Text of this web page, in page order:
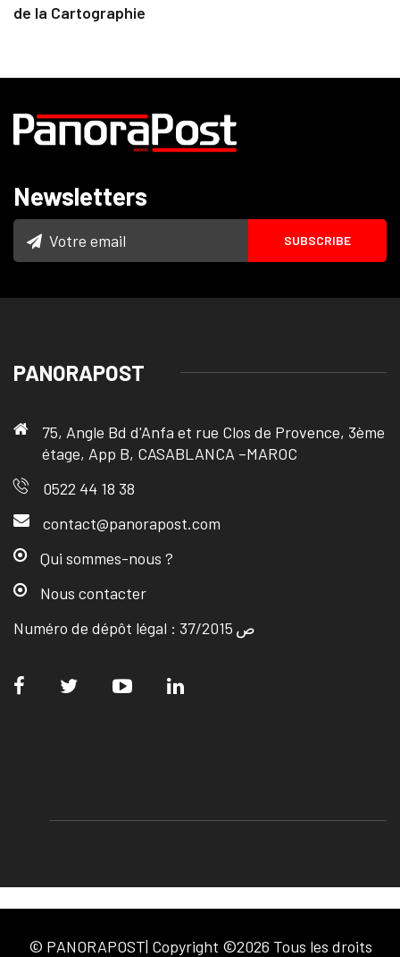
de la Cartographie
Newsletters
PANORAPOST
75, Angle Bd d'Anfa et rue Clos de Provence, 3ème
étage, App B, CASABLANCA –MAROC
0522 44 18 38
contact@panorapost.com
Qui sommes-nous ?
Nous contacter
Numéro de dépôt légal : ص 37/2015
© PANORAPOST| Copyright ©2026 Tous les droits